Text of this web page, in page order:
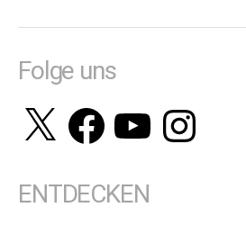
Folge uns
X FacebookYouTubeInstagram
ENTDECKEN